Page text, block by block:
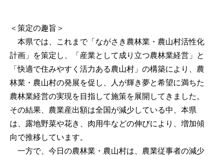
＜策定の趣旨＞
本県では、これまで「ながさき農林業・農山村活性化
計画」を策定し、「産業として成り立つ農林業経営」と
「快適で住みやすく活力ある農山村」の構築により、農
林業・農山村の発展を促し、人が輝き夢と希望に満ちた
農林業経営の実現を目指して施策を展開してきました。
その結果、農業産出額は全国が減少している中、本県
は、露地野菜や花き、肉用牛などの伸びにより、増加傾
向で推移しています。
一方で、今日の農林業・農山村は、農業従事者の減少